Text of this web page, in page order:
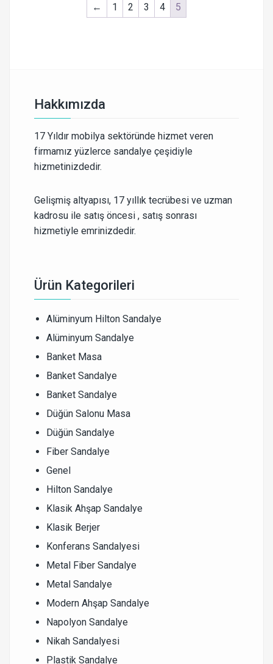
← 1 2 3 4 5
Hakkımızda
17 Yıldır mobilya sektöründe hizmet veren
firmamız yüzlerce sandalye çeşidiyle
hizmetinizdedir.
Gelişmiş altyapısı, 17 yıllık tecrübesi ve uzman
kadrosu ile satış öncesi , satış sonrası
hizmetiyle emrinizdedir.
Ürün Kategorileri
Alüminyum Hilton Sandalye
Alüminyum Sandalye
Banket Masa
Banket Sandalye
Banket Sandalye
Düğün Salonu Masa
Düğün Sandalye
Fiber Sandalye
Genel
Hilton Sandalye
Klasik Ahşap Sandalye
Klasik Berjer
Konferans Sandalyesi
Metal Fiber Sandalye
Metal Sandalye
Modern Ahşap Sandalye
Napolyon Sandalye
Nikah Sandalyesi
Plastik Sandalye